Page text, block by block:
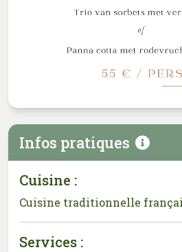
Infos pratiques
Cuisine :
Cuisine traditionnelle
Services :